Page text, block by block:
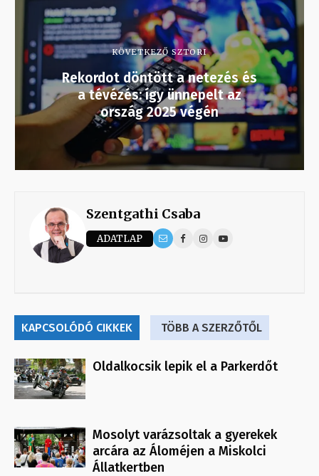
KÖVETKEZŐ SZTORI
Rekordot döntött a netezés és
a tévézés: így ünnepelt az
ország 2025 végén
Szentgathi Csaba
ADATLAP
KAPCSOLÓDÓ CIKKEK TÖBB A SZERZŐTŐL
Oldalkocsik lepik el a Parkerdőt
Mosolyt varázsoltak a gyerekek
arcára az Áloméjen a Miskolci
Állatkertben